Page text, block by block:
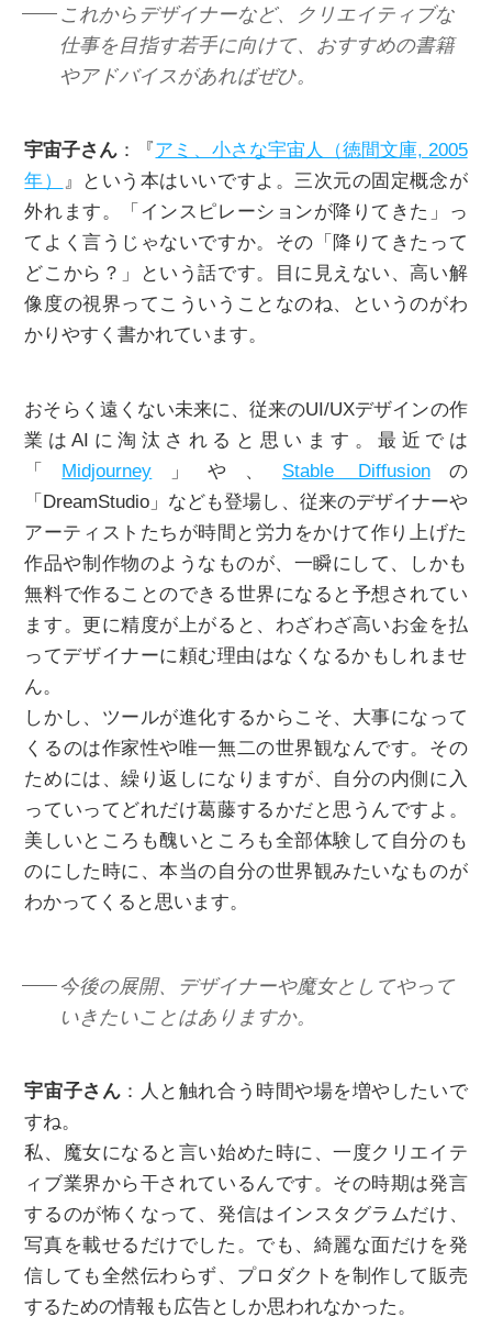
これからデザイナーなど、クリエイティブな
仕事を目指す若手に向けて、おすすめの書籍
やアドバイスがあればぜひ。
宇宙子さん ：『アミ、小さな宇宙人（徳間文庫, 2005
年）
』という本はいいですよ。三次元の固定概念が
外れます。「インスピレーションが降りてきた」っ
てよく言うじゃないですか。その「降りてきたって
どこから？」という話です。目に見えない、高い解
像度の視界ってこういうことなのね、というのがわ
かりやすく書かれています。
おそらく遠くない未来に、従来のUI/UXデザインの作
業はAIに淘汰されると思います。最近では
「 Midjourney 」や、 Stable Diffusionの
「DreamStudio」なども登場し、従来のデザイナーや
アーティス トたちが時間と労力をかけて作り上げた
作品や制作物のようなものが、一瞬にして、し かも
無料で作ることのできる世界になると予想されてい
ます。更に精度が上がると、わざわざ高いお金を払
ってデザイナーに頼む理由はなくなるかもしれませ
ん。
しかし、ツールが進化するからこそ、大事になって
くるのは作家性や唯一無二の世界観なんです。その
ためには、繰り返しになりますが、自分の内側に入
っていってどれだけ葛藤するかだと思うんですよ。
美しいところも醜いところも全部体験して自分のも
のにした時に、本当の自分の世界観みたいなものが
わかってくると思います。
今後の展開、デザイナーや魔女としてやって
いきたいことはありますか。
宇宙子さん ：人と触れ合う時間や場を増やしたいで
すね。
私、魔女になると言い始めた時に、一度クリエイテ
ィブ業界から干されているんです。その時期は発言
するのが怖くなって、発信はインスタグラムだけ、
写真を載せるだけでした。でも、綺麗な面だけを発
信しても全然伝わらず、プロダクトを制作して販売
するための情報も広告としか思われなかった。